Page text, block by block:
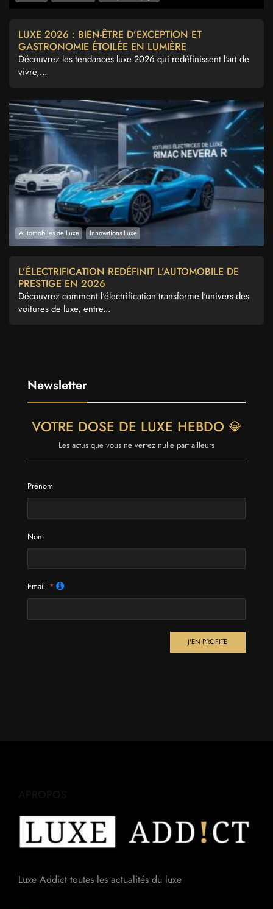
LUXE 2026 : BIEN-ÊTRE D’EXCEPTION ET
GASTRONOMIE ÉTOILÉE EN LUMIÈRE
Découvrez les tendances luxe 2026 qui redéfinissent l'art de
vivre,...
Automobiles de Luxe Innovations Luxe
L’ÉLECTRIFICATION REDÉFINIT L’AUTOMOBILE DE
PRESTIGE EN 2026
Découvrez comment l'électrification transforme l'univers des
voitures de luxe, entre...
Newsletter
VOTRE DOSE DE LUXE HEBDO 💎
Les actus que vous ne verrez nulle part ailleurs
Prénom
Nom
Email
J'EN PROFITE
Luxe Addict toutes les actualités du luxe